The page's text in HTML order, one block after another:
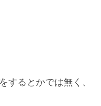
するとかでは無く、